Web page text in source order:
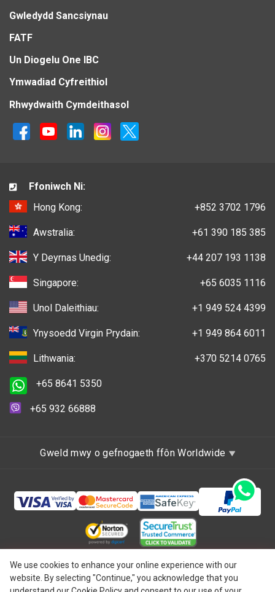
Gwledydd Sancsiynau
FATF
Un Diogelu One IBC
Ymwadiad Cyfreithiol
Rhwydwaith Cymdeithasol
We use cookies to enhance your online experience with our
website. By selecting "Continue," you acknowledge that you
Ffoniwch Ni:
Hong Kong:
+852 3702 1796
Awstralia: +61 390 185 385
Y Deyrnas Unedig: +44 207 193 1138
Singapore: +65 6035 1116
Unol Daleithiau: +1 949 524 4399
Ynysoedd Virgin Prydain: +1 949 864 6011
Lithwania: +370 5214 0765
+65 8641 5350
+65 932 66888
Gweld mwy o gefnogaeth ffôn Worldwide
Hawlfraint © 1997 - 2026 One IBC Limited, wedi'i
ymgorffori yng Nghymru a Lloegr, y Deyrnas Unedig ag